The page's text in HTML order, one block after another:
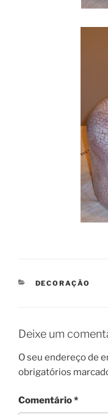
CATEGORIAS
DECORAÇÃO
Deixe um
O seu endereço de
obrigatórios
Comentário*